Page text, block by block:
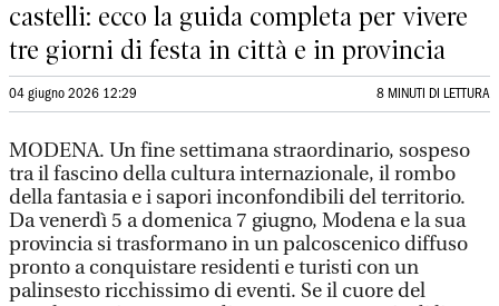
castelli: ecco la guida completa per vivere
tre giorni di festa in città e in provincia
04 giugno 2026 12:29 8 MINUTI DI LETTURA
MODENA. Un fine settimana straordinario, sospeso
tra il fascino della cultura internazionale, il rombo
della fantasia e i sapori inconfondibili del territorio.
Da venerdì 5 a domenica 7 giugno, Modena e la sua
provincia si trasformano in un palcoscenico diffuso
pronto a conquistare residenti e turisti con un
palinsesto ricchissimo di eventi. Se il cuore del